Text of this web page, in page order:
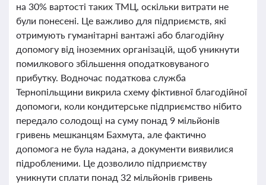
на 30% вартості таких ТМЦ, оскільки витрати не
були понесені. Це важливо для підприємств, які
отримують гуманітарні вантажі або благодійну
допомогу від іноземних організацій, щоб уникнути
помилкового збільшення оподатковуваного
прибутку. Водночас податкова служба
Тернопільщини викрила схему фіктивної благодійної
допомоги, коли кондитерське підприємство нібито
передало солодощі на суму понад 9 мільйонів
гривень мешканцям Бахмута, але фактично
допомога не була надана, а документи виявилися
підробленими. Це дозволило підприємству
уникнути сплати понад 32 мільйонів гривень